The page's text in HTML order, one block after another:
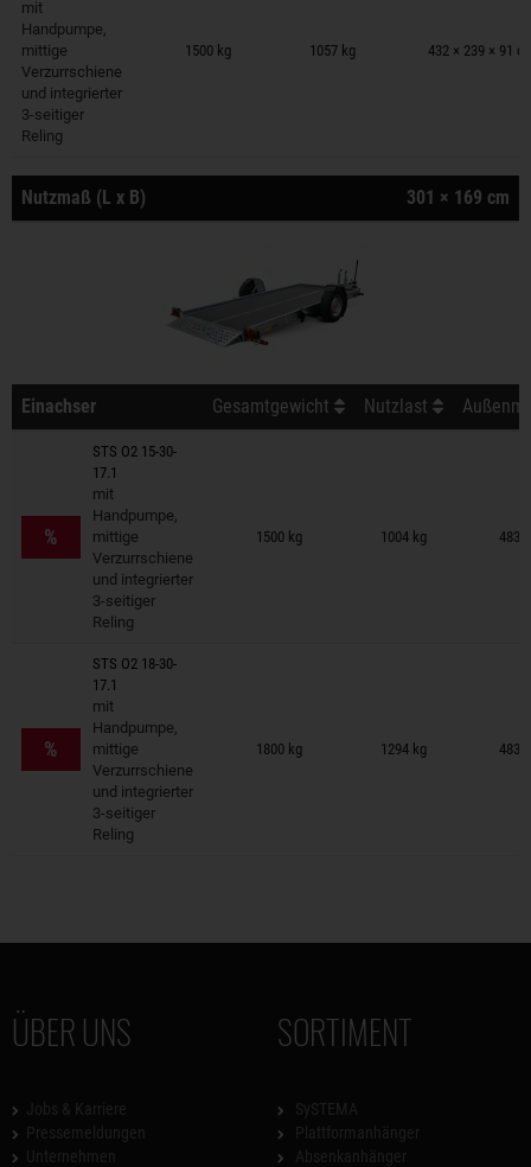
mit
Handpumpe,
mittige
Verzurrschiene
und integrierter
3-seitiger
Reling
1500 kg 1057 kg 432 × 239 × 91
Anhänger auf Merkzettel
Nutzmaß (L x B) 301 × 169 cm
Einachser Gesamtgewicht Nutzlast
%
STS O2 15-30-
17.1
mit
Handpumpe,
mittige
Verzurrschiene
und integrierter
3-seitiger
Reling
1500 kg 1004 kg 483
Anhänger auf Merkzettel
%
STS O2 18-30-
17.1
mit
Handpumpe,
mittige
Verzurrschiene
und integrierter
3-seitiger
Reling
1800 kg 1294 kg 483
Anhänger auf Merkzettel
ÜBER UNS SORTIMENT